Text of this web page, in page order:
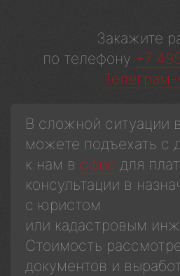
Закажите
по телефону +7
Телеграм-
В сложной ситуации
можете подъехать с
к нам в офис для
консультации в
с юристом
или кадастровым
Стоимость
документов и